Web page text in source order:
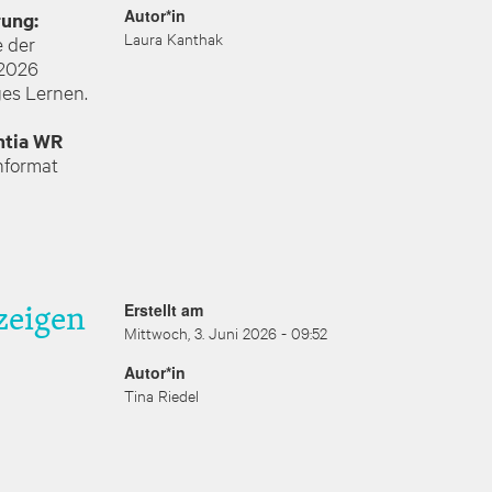
der
Lernen.
WR
Autor*in
Laura Kanthak
Erstellt am
Mittwoch, 3. Juni 2026 - 09:52
Autor*in
Tina Riedel